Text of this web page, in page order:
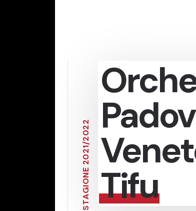
S
T
A
G
I
O
N
E
2
0
2
1
/
2
0
2
2
Tifu